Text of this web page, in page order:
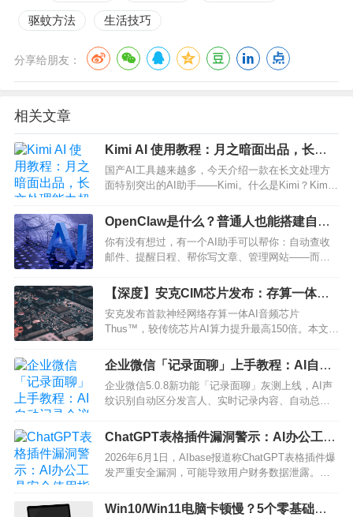
驱蚊方法 生活技巧
分享给朋友：
相关文章
Kimi AI 使用教程：月之暗面出品，长文
处理能力超强！
国产AI工具越来越多，今天介绍一款在长文处理方
面特别突出的AI助手——Kimi。什么是Kimi？Kimi
点是支持超长上下文（最高200万字），可以直接上
传PDF、Word文档让它帮你分析总结。Kimi能做什
么？✅ 读文件：上传PDF、Wor…
OpenClaw是什么？普通人也能搭建自己
的AI私人助手
你有没有想过，有一个AI助手可以帮你：自动查收
邮件、提醒日程、帮你写文章、管理网站——而且
第三方服务器？今天要介绍的，就是这样一个开源
免费的神器：OpenClaw。什么是OpenClaw？
OpenClaw 是一个开源免费的AI网关工具，你可以把
它理解为一座…
【深度】安克CIM芯片发布：存算一体技
术将如何改变我们的耳机和智能家居？
安克发布首款神经网络存算一体AI音频芯片
Thus™，较传统芯片AI算力提升最高150倍。本文深
企业微信「记录面聊」上手教程：AI自动
记录会议+提炼待办，再也不怕遗漏重点
企业微信5.0.8新功能「记录面聊」灰测上线，AI声
纹识别自动区分发言人、实时记录内容、自动总结
ChatGPT表格插件漏洞警示：AI办公工具
安全使用指南
2026年6月1日，AIbase报道称ChatGPT表格插件爆
发严重安全漏洞，可能导致用户财务数据泄露。本
的数据安全。…
Win10/Win11电脑卡顿慢？5个零基础优